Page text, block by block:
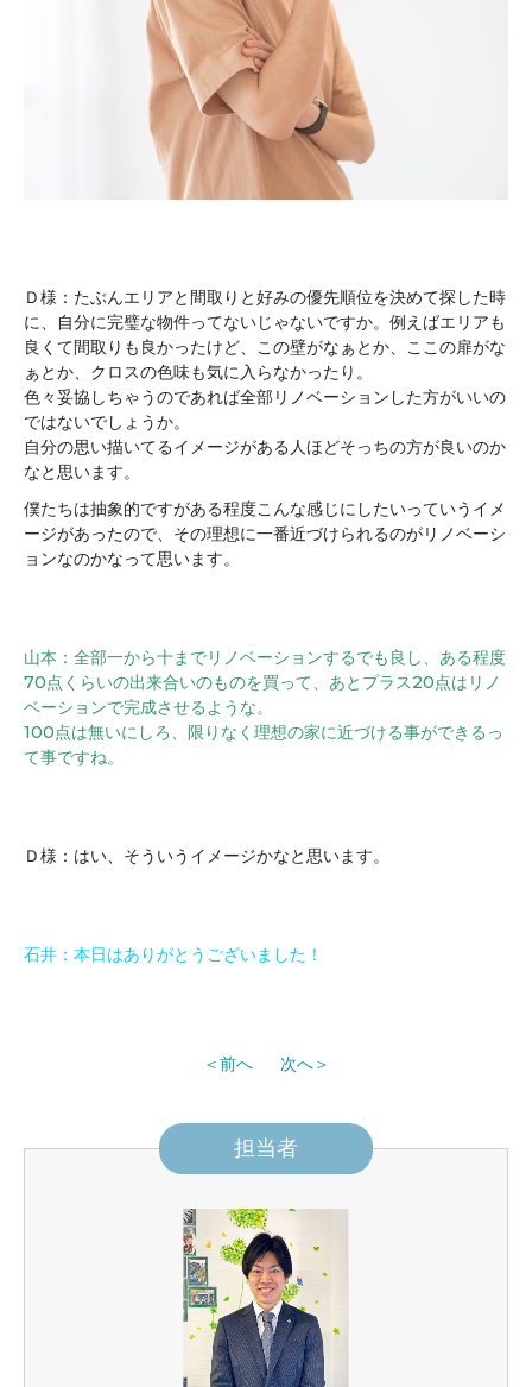
Ｄ様：たぶんエリアと間取りと好みの優先順位を決めて探した時
に、自分に完璧な物件ってないじゃないですか。例えばエリアも
良くて間取りも良かったけど、この壁がなぁとか、ここの扉がな
ぁとか、クロスの色味も気に入らなかったり。
色々妥協しちゃうのであれば全部リノベーションした方がいいの
ではないでしょうか。
自分の思い描いてるイメージがある人ほどそっちの方が良いのか
なと思います。
僕たちは抽象的ですがある程度こんな感じにしたいっていうイメ
ージがあったので、その理想に一番近づけられるのがリノベーシ
ョンなのかなって思います。
山本：全部一から十までリノベーションするでも良し、ある程度
70点くらいの出来合いのものを買って、あとプラス20点はリノ
ベーションで完成させるような。
100点は無いにしろ、限りなく理想の家に近づける事ができるっ
て事ですね。
Ｄ様：はい、そういうイメージかなと思います。
石井：本日はありがとうございました！
前へ 次へ
担当者